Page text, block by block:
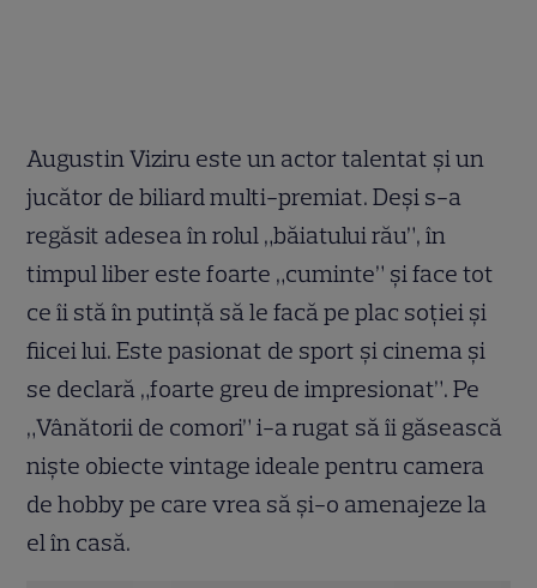
Augustin Viziru este un actor talentat și un
jucător de biliard multi-premiat. Deși s-a
regăsit adesea în rolul „băiatului rău”, în
timpul liber este foarte „cuminte” și face tot
ce îi stă în putință să le facă pe plac soției și
fiicei lui. Este pasionat de sport și cinema și
se declară „foarte greu de impresionat”. Pe
„Vânătorii de comori” i-a rugat să îi găsească
niște obiecte vintage ideale pentru camera
de hobby pe care vrea să și-o amenajeze la
el în casă.